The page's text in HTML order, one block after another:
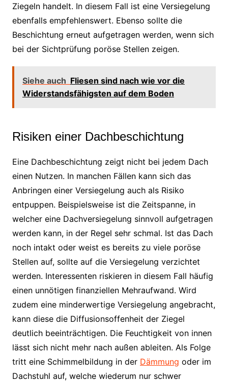
Ziegeln handelt. In diesem Fall ist eine Versiegelung
ebenfalls empfehlenswert. Ebenso sollte die
Beschichtung erneut aufgetragen werden, wenn sich
bei der Sichtprüfung poröse Stellen zeigen.
Siehe auch Fliesen sind nach wie vor die
Widerstandsfähigsten auf dem Boden
Risiken einer Dachbeschichtung
Eine Dachbeschichtung zeigt nicht bei jedem Dach
einen Nutzen. In manchen Fällen kann sich das
Anbringen einer Versiegelung auch als Risiko
entpuppen. Beispielsweise ist die Zeitspanne, in
welcher eine Dachversiegelung sinnvoll aufgetragen
werden kann, in der Regel sehr schmal. Ist das Dach
noch intakt oder weist es bereits zu viele poröse
Stellen auf, sollte auf die Versiegelung verzichtet
werden. Interessenten riskieren in diesem Fall häufig
einen unnötigen finanziellen Mehraufwand. Wird
zudem eine minderwertige Versiegelung angebracht,
kann diese die Diffusionsoffenheit der Ziegel
deutlich beeinträchtigen. Die Feuchtigkeit von innen
lässt sich nicht mehr nach außen ableiten. Als Folge
tritt eine Schimmelbildung in der Dämmung oder im
Dachstuhl auf, welche wiederum nur schwer